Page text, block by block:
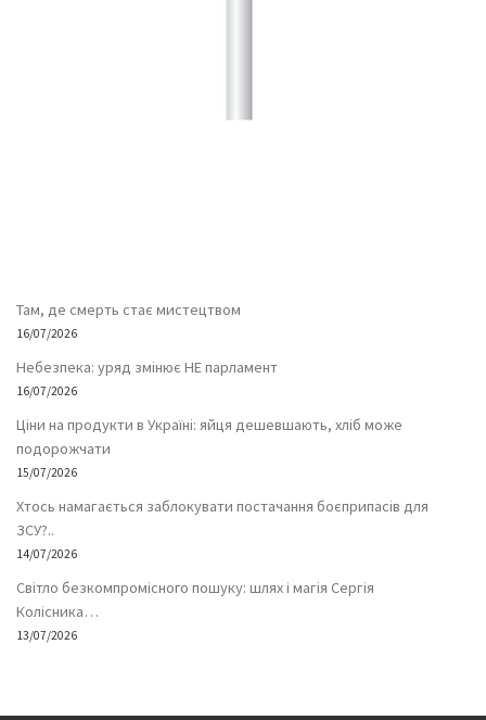
Там, де смерть стає мистецтвом
16/07/2026
Небезпека: уряд змінює НЕ парламент
16/07/2026
Ціни на продукти в Україні: яйця дешевшають, хліб може
подорожчати
15/07/2026
Хтось намагається заблокувати постачання боєприпасів для
ЗСУ?..
14/07/2026
Світло безкомпромісного пошуку: шлях і магія Сергія
Колісника…
13/07/2026